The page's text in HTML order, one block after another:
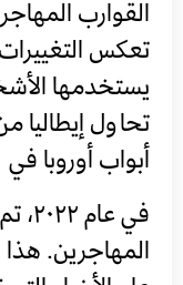
القوارب
تعكس
يستخدمها
تحاول إيطاليا
أبواب أوروبا
المهاجرين.